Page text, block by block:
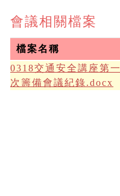
會議相關檔案
檔案名稱
0318交通安全講座第一
次籌備會議紀錄.docx